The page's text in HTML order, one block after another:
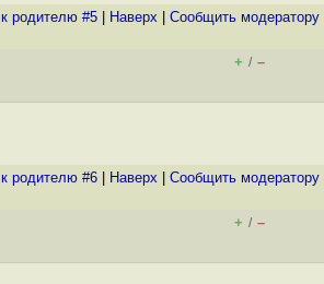
родителю #5 Наверх Cообщить модератору
+ / –
родителю #6 Наверх Cообщить модератору
+ / –